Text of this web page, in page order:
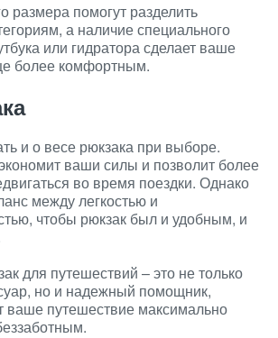
размера помогут разделить
а наличие специального
или гидратора сделает ваше
более комфортным.
и о весе рюкзака при выборе.
ваши силы и позволит более
во время поездки. Однако
между легкостью и
чтобы рюкзак был и удобным, и
для путешествий – это не только
но и надежный помощник,
ваше путешествие максимально